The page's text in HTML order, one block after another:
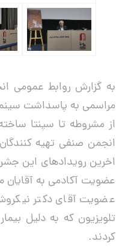
مراسمی به پاسداشت
از مشروطه تا سپنتا
انجمن صنفی تهیه
اخرین رویدادهای این
عضویت آکادمی به
عضویت آقای دکتر
تلویزیون که به دلیل
کردند.